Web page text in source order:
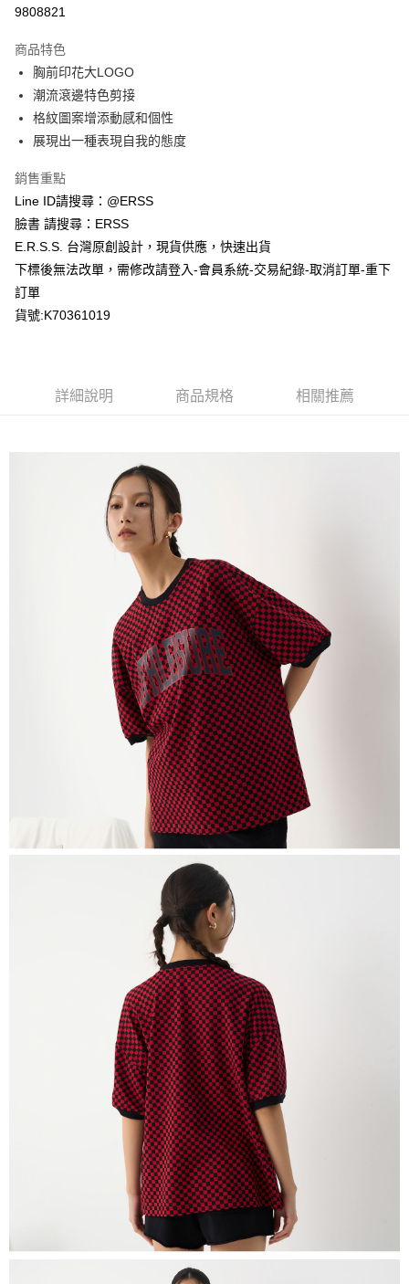
３．安心：先確認商品／服務後，再付款。
【「AFTEE先享後付」結帳流程】
１．於結帳方式選擇「AFTEE先享後付」後，將跳轉至「AFTEE先享後付」
結帳頁面，進行簡訊認證並確認金額後，即可完成結帳。
２．訂單成立數日內，您將收到繳費通知簡訊。
ATM／網路銀行／等多元方式進行付款，方視為交易完成。
※ 請注意：結帳手續完成當下不需立刻繳費，但若您需要取消訂單，請聯絡
後付繳納相關費用。
※ 交易是否成功請以「AFTEE先享後付 」之結帳頁面顯示為準，若有關於
是否繳費成功／繳費後需取消欲退款等相關疑問，請聯繫「AFTEE先享後付
客戶支援中心」https://netprotections.freshdesk.com/support/home
【注意事項】
１．透過由恩沛科技股份有限公司提供之「AFTEE先享後付」服務完成之交
易，需依本服務之必要範圍內提供個人資料，並將交易相關給付款項請求債
２．關於個人資料處理事宜，請瀏覽以下網址：
４．使用「AFTEE先享後付」時，將依據個別帳號之用戶狀況，依本公司即
５．嚴禁一人註冊多個帳號或使用他人資訊註冊。若發現惡意使用之情形，
恩沛科技股份有限公司將有權停止該用戶之使用額度並採取法律行動。
全家取貨付款
付款後全家取貨
每筆NT$80，滿NT$1,200(含以上)免運費
付款後萊爾富取貨
7-11取貨付款
每筆NT$80，滿NT$1,200(含以上)免運費
付款後7-11取貨
每筆NT$80，滿NT$1,200(含以上)免運費
9808821
商品特色
胸前印花大LOGO
潮流滾邊特色剪接
格紋圖案增添動感和個性
展現出一種表現自我的態度
銷售重點
Line ID請搜尋：@ERSS
臉書 請搜尋：ERSS
E.R.S.S. 台灣原創設計，現貨供應，快速出貨
下標後無法改單，需修改請登入-會員系統-交易紀錄-取消訂單-重下
訂單
貨號:K70361019
詳細說明 商品規格 相關推薦